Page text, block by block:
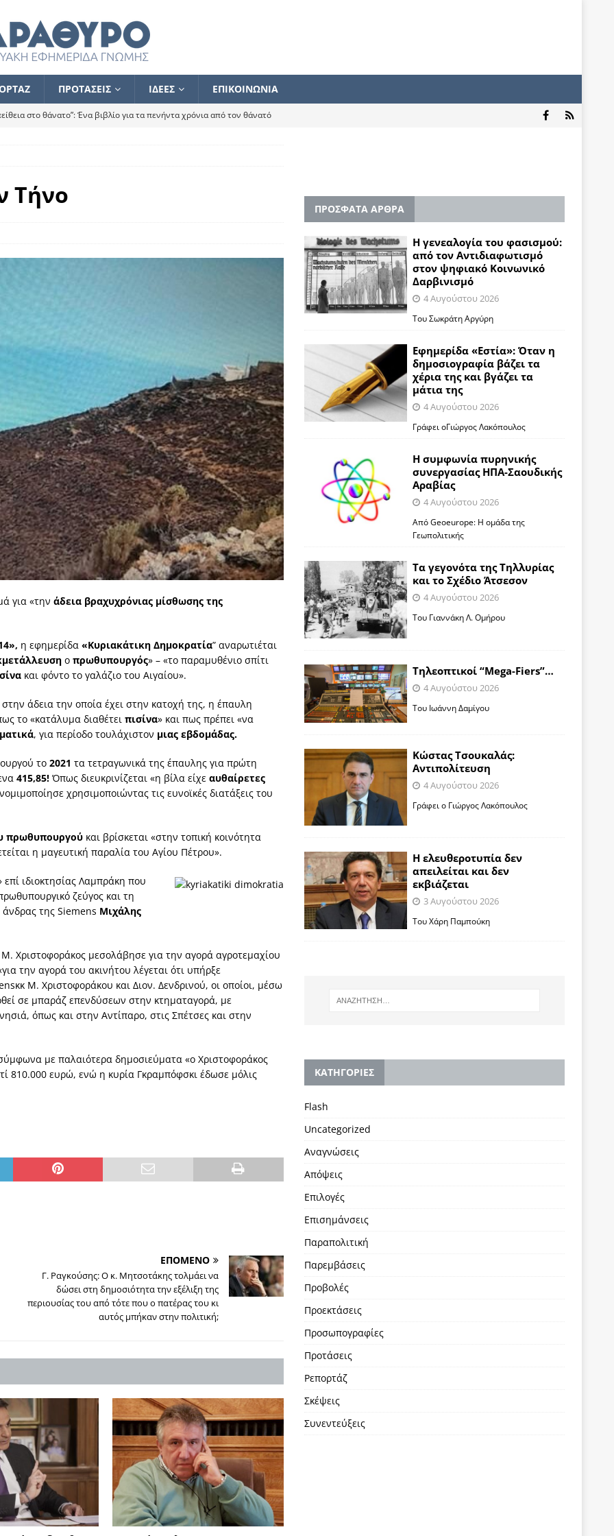
ΠΡΟΤΑΣΕΙΣ ΙΔΕΕΣ ΕΠΙΚΟΙΝΩΝΙΑ
στο θάνατο”: Ένα βιβλίο για τα πενήντα χρόνια από τον θάνατό
ποιος κοροϊδεύει ποιον Αλέξη
ότι δεν υπάρχει παρακολούθηση και κέντρο το οποίο
των εκλογών
ΠΡΟΣΩΠΟΓΡΑΦΙΕΣ
από τον Αντιδιαφωτισμό στον ψηφιακό Κοινωνικό Δαρβινισμό
βάζει τα χέρια της και βγάζει τα μάτια της
ΑΠΟΨΕΙΣ
ΗΠΑ-Σαουδικής Αραβίας
ΑΠΟΨΕΙΣ
το Σχέδιο Άτσεσον
ΑΠΟΨΕΙΣ
ΑΠΟΨΕΙΣ
ΠΡΟΒΟΛΕΣ
και δεν εκβιάζεται
ΠΑΡΕΜΒΑΣΕΙΣ
δεύτερης θέσης είναι (πολύ) ανοιχτή ακόμη. Προς αναμέτρηση
ΑΠΟΨΕΙΣ
παράταξης: Ο λαός θέλει, αλλά τα κόμματα της αντιπολίτευσης δεν
και οι Ρήτρες του ESM
ΑΠΟΨΕΙΣ
για την Ελλάδα
ΑΠΟΨΕΙΣ
εμφανιζόμενη»: Το άδοξο βήμα της Μ. Καρυστιανού
υπερσυγκεντρωτισμό;
ΠΑΡΕΜΒΑΣΕΙΣ
του Τσίπρα ΑΝΑΓΝΩΣΕΙΣ
Τήνο
για «την άδεια βραχυχρόνιας μίσθωσης της
η εφημερίδα «Κυριακάτικη Δημοκρατία” αναρωτιέται
ο πρωθυπουργός» – «το παραμυθένιο σπίτι
και φόντο το γαλάζιο του Αιγαίου».
άδεια την οποία έχει στην κατοχή της, η έπαυλη
το «κατάλυμα διαθέτει πισίνα» και πως πρέπει «να
, για περίοδο τουλάχιστον μιας εβδομάδας.
το 2021 τα τετραγωνικά της έπαυλης για πρώτη
415,85! Όπως διευκρινίζεται «η βίλα είχε αυθαίρετες
χρησιμοποιώντας τις ευνοϊκές διατάξεις του
πρωθυπουργού και βρίσκεται «στην τοπική κοινότητα
η μαγευτική παραλία του Αγίου Πέτρου».
ιδιοκτησίας Λαμπράκη που
ζεύγος και τη
της Siemens Μιχάλης
Χριστοφοράκος μεσολάβησε για την αγορά αγροτεμαχίου
την αγορά του ακινήτου λέγεται ότι υπήρξε
Μ. Χριστοφοράκου και Διον. Δενδρινού, οι οποίοι, μέσω
σε μπαράζ επενδύσεων στην κτηματαγορά, με
όπως και στην Αντίπαρο, στις Σπέτσες και στην
με παλαιότερα δημοσιεύματα «ο Χριστοφοράκος
810.000 ευρώ, ενώ η κυρία Γκραμπόφσκι έδωσε μόλις
ΕΠΟΜΕΝΟ
Γ. Ραγκούσης: Ο κ. Μητσοτάκης τολμάει να
δώσει στη δημοσιότητα την εξέλιξη της
περιουσίας του από τότε που ο πατέρας του κι
αυτός μπήκαν στην πολιτική;
ΠΡΟΣΦΑΤΑ ΑΡΘΡΑ
Η γενεαλογία του φασισμού:
από τον Αντιδιαφωτισμό
στον ψηφιακό Κοινωνικό
Δαρβινισμό
4 Αυγούστου 2026
Του Σωκράτη Αργύρη
Εφημερίδα «Εστία»: Όταν η
δημοσιογραφία βάζει τα
χέρια της και βγάζει τα
μάτια της
4 Αυγούστου 2026
Γράφει οΓιώργος Λακόπουλος
Η συμφωνία πυρηνικής
συνεργασίας ΗΠΑ-Σαουδικής
Αραβίας
4 Αυγούστου 2026
Από Geoeurope: H ομάδα της
Γεωπολιτικής
Τα γεγονότα της Τηλλυρίας
και το Σχέδιο Άτσεσον
4 Αυγούστου 2026
Toυ Γιαννάκη Λ. Ομήρου
Tηλεοπτικοί “Mega-Fiers”…
4 Αυγούστου 2026
Toυ Ιωάννη Δαμίγου
Κώστας Τσουκαλάς:
Αντιπολίτευση
4 Αυγούστου 2026
Γράφει ο Γιώργος Λακόπουλος
Η ελευθεροτυπία δεν
απειλείται και δεν
εκβιάζεται
3 Αυγούστου 2026
Του Χάρη Παμπούκη
KΑΤΗΓΟΡΙΕΣ
Flash
Uncategorized
Αναγνώσεις
Απόψεις
Επιλογές
Επισημάνσεις
Παραπολιτική
Παρεμβάσεις
Προβολές
Προεκτάσεις
Προσωπογραφίες
Προτάσεις
Ρεπορτάζ
Σκέψεις
Συνεντεύξεις